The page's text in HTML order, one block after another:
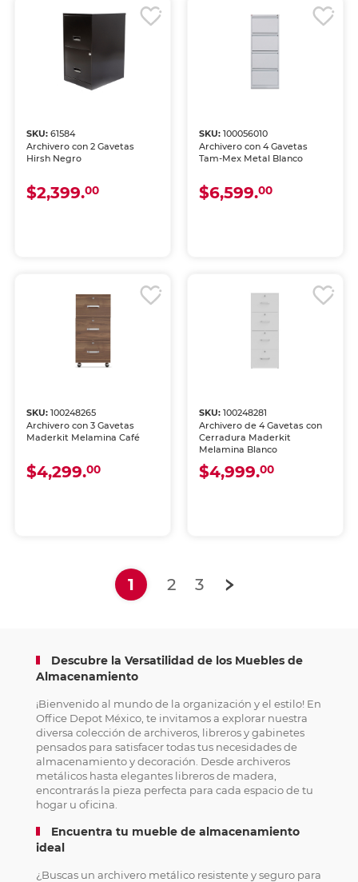
SKU:61584
Archivero con 2 Gavetas
Hirsh Negro
$2,399.00
SKU: 100056010
Archivero con 4 Gavetas
Tam-Mex Metal Blanco
$6,599.00
SKU:100248265
Archivero con 3 Gavetas
Maderkit Melamina Café
$4,299.00
SKU: 100248281
Archivero de 4 Gavetas con
Cerradura Maderkit
Melamina Blanco
$4,999.00
1 (current)
2 3
Descubre la Versatilidad de los Muebles de
Almacenamiento
¡Bienvenido al mundo de la organización y el estilo! En
Office Depot México, te invitamos a explorar nuestra
diversa colección de archiveros, libreros y gabinetes
pensados para satisfacer todas tus necesidades de
almacenamiento y decoración. Desde archiveros
metálicos hasta elegantes libreros de madera,
encontrarás la pieza perfecta para cada espacio de tu
hogar u oficina.
Encuentra tu mueble de almacenamiento
ideal
¿Buscas un archivero metálico resistente y seguro para